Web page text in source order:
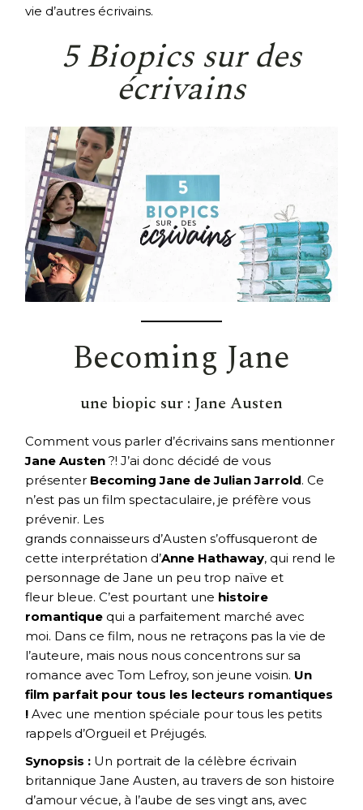
vie d’autres écrivains.
5 Biopics sur des
écrivains
Becoming Jane
une biopic sur : Jane Austen
Comment vous parler d’écrivains sans mentionner
Jane Austen ?! J’ai donc décidé de vous
présenter Becoming Jane de Julian Jarrold. Ce
n’est pas un film spectaculaire, je préfère vous
prévenir. Les
grands connaisseurs d’Austen s’offusqueront de
cette interprétation d’Anne Hathaway, qui rend le
personnage de Jane un peu trop naïve et
fleur bleue. C’est pourtant une histoire
romantique qui a parfaitement marché avec
moi. Dans ce film, nous ne retraçons pas la vie de
l’auteure, mais nous nous concentrons sur sa
romance avec Tom Lefroy, son jeune voisin. Un
film parfait pour tous les lecteurs romantiques
! Avec une mention spéciale pour tous les petits
rappels d’Orgueil et Préjugés.
Synopsis : Un portrait de la célèbre écrivain
britannique Jane Austen, au travers de son histoire
d’amour vécue, à l’aube de ses vingt ans, avec